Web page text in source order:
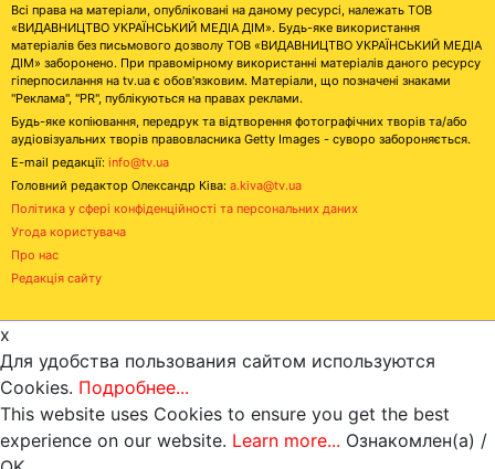
Всі права на матеріали, опубліковані на даному ресурсі, належать ТОВ
«ВИДАВНИЦТВО УКРАЇНСЬКИЙ МЕДІА ДІМ». Будь-яке використання
матеріалів без письмового дозволу ТОВ «ВИДАВНИЦТВО УКРАЇНСЬКИЙ МЕДІА
ДІМ» заборонено. При правомірному використанні матеріалів даного ресурсу
гіперпосилання на tv.ua є обов'язковим. Матеріали, що позначені знаками
"Реклама", "PR", публікуються на правах реклами.
Будь-яке копіювання, передрук та відтворення фотографічних творів та/або
аудіовізуальних творів правовласника Getty Images - суворо забороняється.
E-mail редакції: info@tv.ua
Головний редактор Олександр Ківа: a.kiva@tv.ua
Політика у сфері конфіденційності та персональних даних
Угода користувача
Про нас
Редакція сайту
x
Для удобства пользования сайтом используются
Cookies. Подробнее...
This website uses Cookies to ensure you get the best
experience on our website. Learn more... Ознакомлен(а) /